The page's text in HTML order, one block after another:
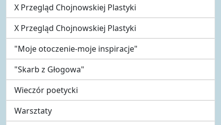
X Przegląd Chojnowskiej Plastyki
X Przegląd Chojnowskiej Plastyki
"Moje otoczenie-moje inspiracje"
"Skarb z Głogowa"
Wieczór poetycki
Warsztaty